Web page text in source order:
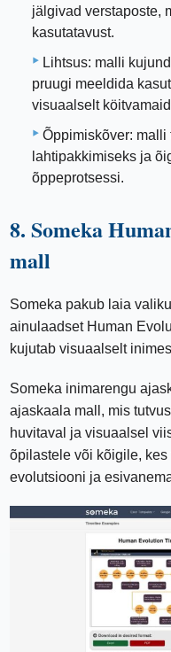
jälgivad verstaposte,
kasutatavust.
Lihtsus: malli
pruugi meeldida
visuaalselt
Õppimiskõver:
lahtipakkimiseks ja
õppeprotsessi.
8. Someka
mall
Someka pakub laia
ainulaadset Human
kujutab visuaalselt
Someka inimarengu
ajaskaala mall, mis
huvitaval ja visuaalsel
õpilastele või kõigile,
evolutsiooni ja